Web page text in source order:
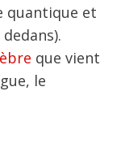
quantique et
que vient
le